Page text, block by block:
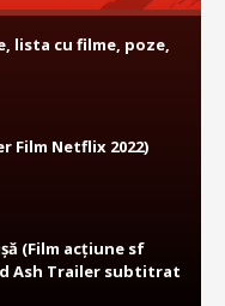
lista cu filme, poze,
Film Netflix 2022)
(Film acțiune sf
Ash Trailer subtitrat